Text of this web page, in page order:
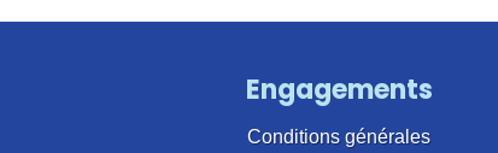
Engagements
Conditions générales